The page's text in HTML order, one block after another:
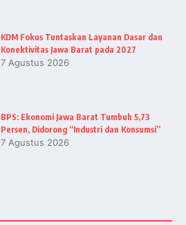
KDM Fokus Tuntaskan Layanan Dasar dan
Konektivitas Jawa Barat pada 2027
7 Agustus 2026
BPS: Ekonomi Jawa Barat Tumbuh 5,73
Persen, Didorong “Industri dan Konsumsi”
7 Agustus 2026